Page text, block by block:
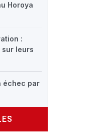
Horoya
:
sur leurs
échec par